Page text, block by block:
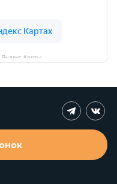
Карты